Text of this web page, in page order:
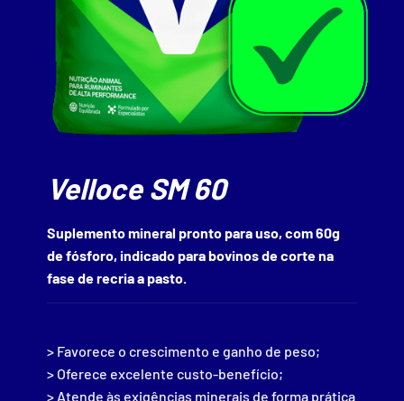
Velloce SM 60
Suplemento mineral pronto para uso, com 60g
de fósforo, indicado para bovinos de corte na
fase de recria a pasto.
> Favorece o crescimento e ganho de peso;
> Oferece excelente custo-benefício;
> Atende às exigências minerais de forma prática